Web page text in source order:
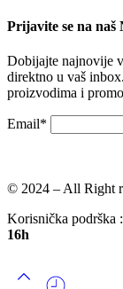
Prijavite se na naš
Dobijajte najnovije
direktno u vaš
proizvodima i
Email*
© 2024 – All Right
Korisnička podrška :
16h